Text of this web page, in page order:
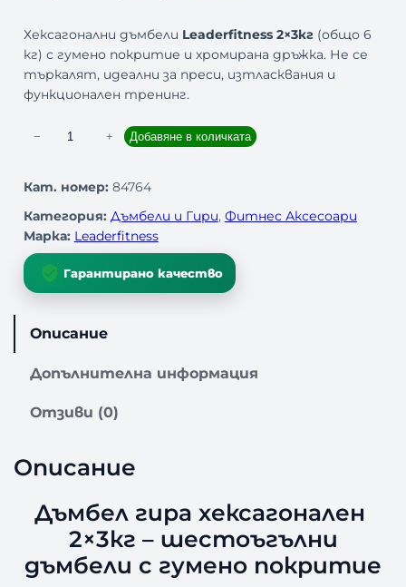
Хексагонални дъмбели Leaderfitness 2×3кг (общо 6
кг) с гумено покритие и хромирана дръжка. Не се
търкалят, идеални за преси, изтласквания и
функционален тренинг.
ч
е
с
т
Д
м
е
л
а
х
− + Добавяне в количката
Кат. номер: 84764
Категория: Дъмбели и Гири, Фитнес Аксесоари
Марка: Leaderfitness
Гарантирано качество
Описание
Допълнителна информация
Отзиви (0)
Описание
Дъмбел гира хексагонален
2×3кг – шестоъгълни
дъмбели с гумено покритие